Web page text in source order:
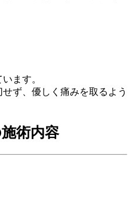
ます。
ず、優しく痛みを取るよう
術内容